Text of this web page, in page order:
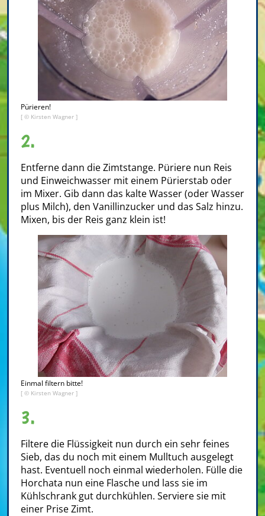
Pürieren!
[ © Kirsten Wagner ]
2.
Entferne dann die Zimtstange. Püriere nun Reis
und Einweichwasser mit einem Pürierstab oder
im Mixer. Gib dann das kalte Wasser (oder Wasser
plus Milch), den Vanillinzucker und das Salz hinzu.
Mixen, bis der Reis ganz klein ist!
Einmal filtern bitte!
[ © Kirsten Wagner ]
3.
Filtere die Flüssigkeit nun durch ein sehr feines
Sieb, das du noch mit einem Mulltuch ausgelegt
hast. Eventuell noch einmal wiederholen. Fülle die
Horchata nun eine Flasche und lass sie im
Kühlschrank gut durchkühlen. Serviere sie mit
einer Prise Zimt.